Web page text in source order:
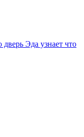
Эда узнает что